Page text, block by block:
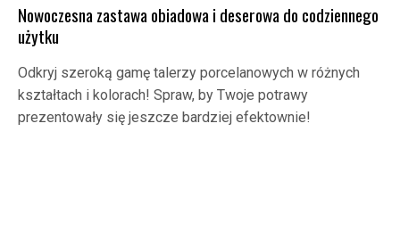
Nowoczesna zastawa obiadowa i deserowa do codziennego
użytku
Odkryj szeroką gamę talerzy porcelanowych w różnych
kształtach i kolorach! Spraw, by Twoje potrawy
prezentowały się jeszcze bardziej efektownie!